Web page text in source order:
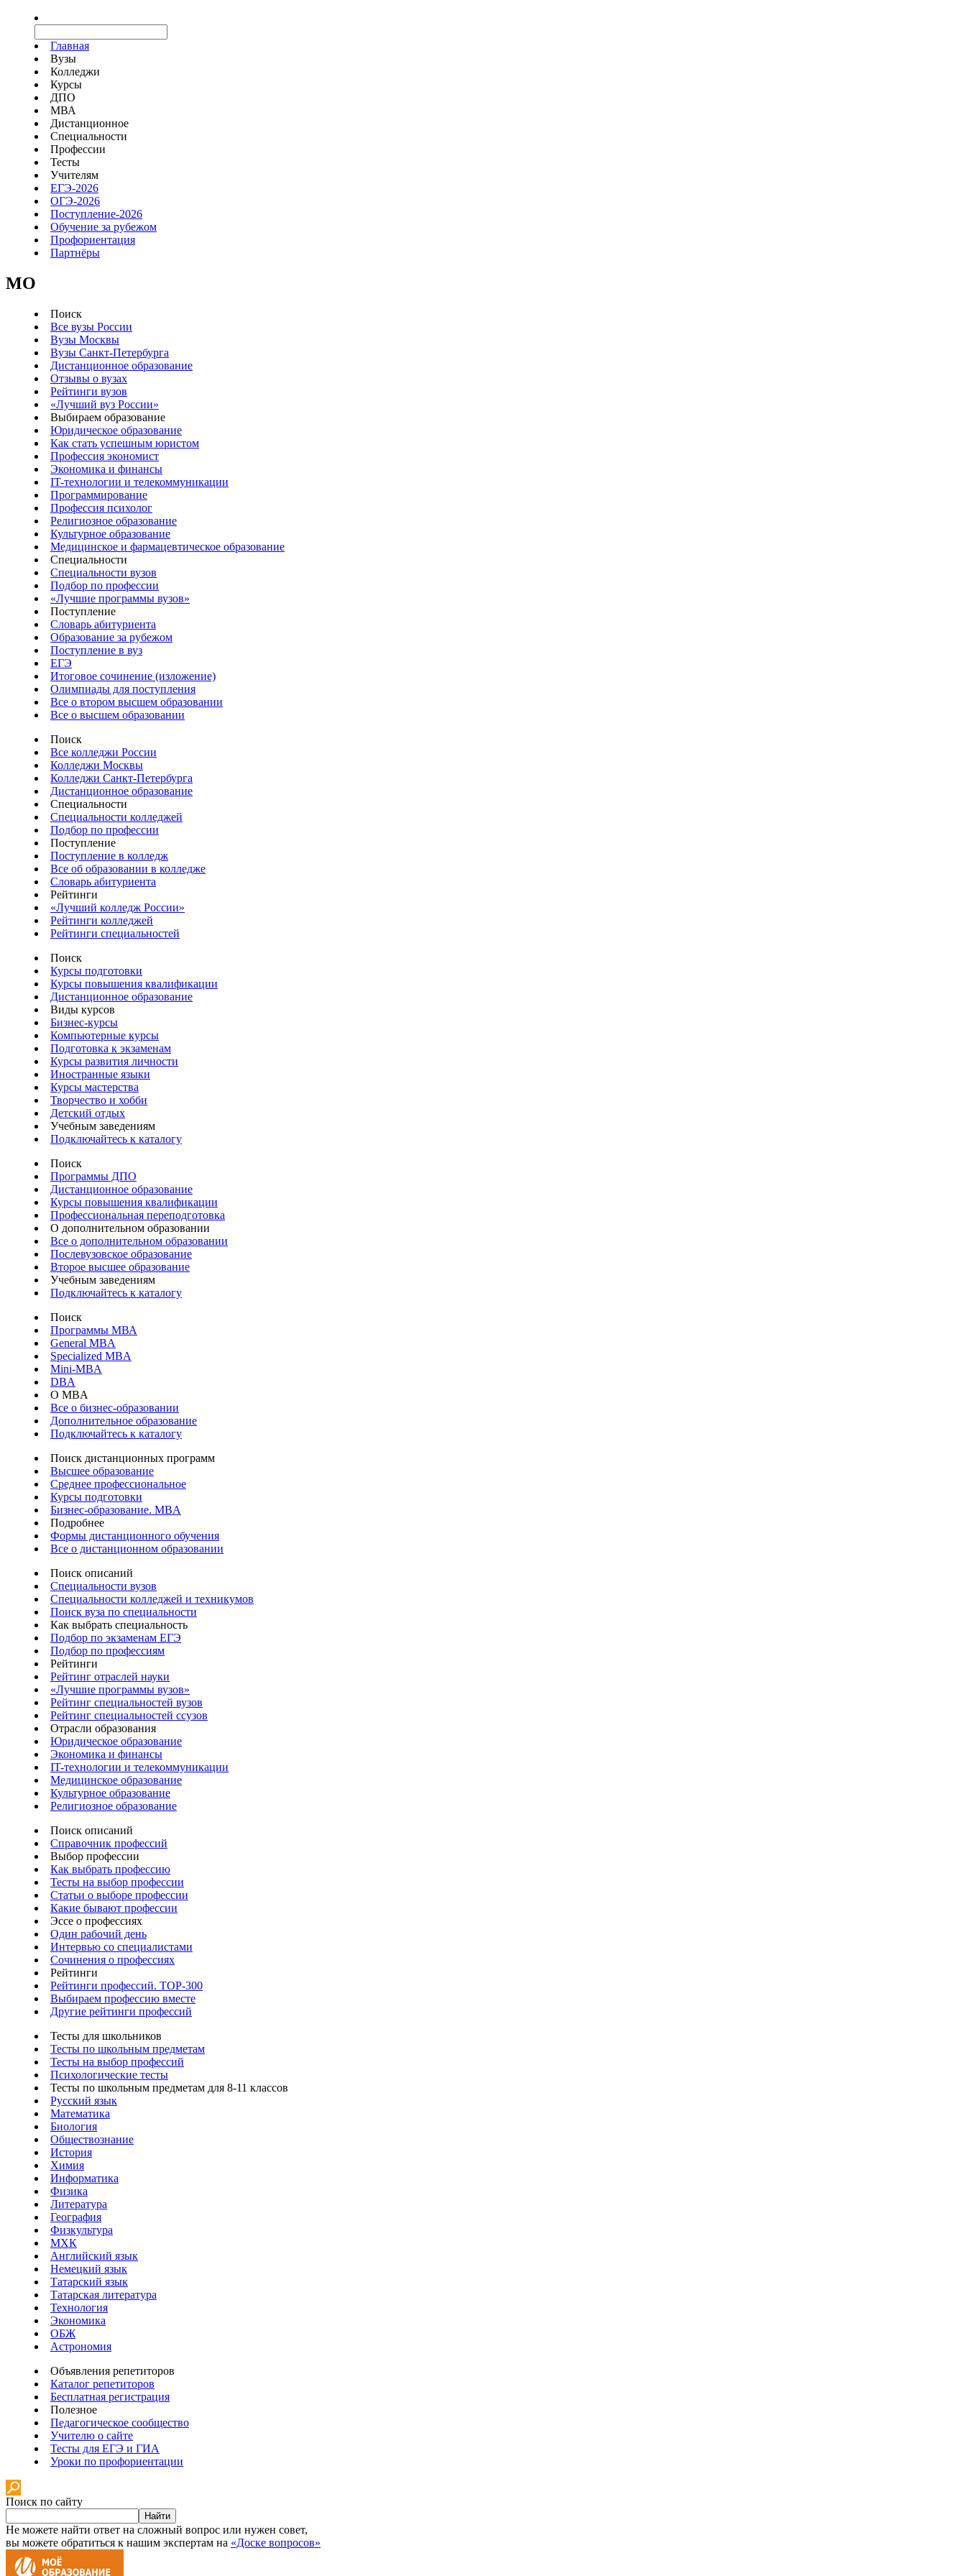
Главная
Вузы
Колледжи
Курсы
ДПО
МВА
Дистанционное
Специальности
Профессии
Тесты
Учителям
ЕГЭ-2026
ОГЭ-2026
Поступление-2026
Обучение за рубежом
Профориентация
Партнёры
MO
Поиск
Все вузы России
Вузы Москвы
Вузы Санкт-Петербурга
Дистанционное образование
Отзывы о вузах
Рейтинги вузов
«Лучший вуз России»
Выбираем образование
Юридическое образование
Как стать успешным юристом
Профессия экономист
Экономика и финансы
IT-технологии и телекоммуникации
Программирование
Профессия психолог
Религиозное образование
Культурное образование
Медицинское и фармацевтическое образование
Специальности
Специальности вузов
Подбор по профессии
«Лучшие программы вузов»
Поступление
Словарь абитуриента
Образование за рубежом
Поступление в вуз
ЕГЭ
Итоговое сочинение (изложение)
Олимпиады для поступления
Все о втором высшем образовании
Все о высшем образовании
Поиск
Все колледжи России
Колледжи Москвы
Колледжи Санкт-Петербурга
Дистанционное образование
Специальности
Специальности колледжей
Подбор по профессии
Поступление
Поступление в колледж
Все об образовании в колледже
Словарь абитуриента
Рейтинги
«Лучший колледж России»
Рейтинги колледжей
Рейтинги специальностей
Поиск
Курсы подготовки
Курсы повышения квалификации
Дистанционное образование
Виды курсов
Бизнес-курсы
Компьютерные курсы
Подготовка к экзаменам
Курсы развития личности
Иностранные языки
Курсы мастерства
Творчество и хобби
Детский отдых
Учебным заведениям
Подключайтесь к каталогу
Поиск
Программы ДПО
Дистанционное образование
Курсы повышения квалификации
Профессиональная переподготовка
О дополнительном образовании
Все о дополнительном образовании
Послевузовское образование
Второе высшее образование
Учебным заведениям
Подключайтесь к каталогу
Поиск
Программы МВА
General MBA
Specialized MBA
Mini-MBA
DBA
О MBA
Все о бизнес-образовании
Дополнительное образование
Подключайтесь к каталогу
Поиск дистанционных программ
Высшее образование
Среднее профессиональное
Курсы подготовки
Бизнес-образование. MBA
Подробнее
Формы дистанционного обучения
Все о дистанционном образовании
Поиск описаний
Специальности вузов
Специальности колледжей и техникумов
Поиск вуза по специальности
Как выбрать специальность
Подбор по экзаменам ЕГЭ
Подбор по профессиям
Рейтинги
Рейтинг отраслей науки
«Лучшие программы вузов»
Рейтинг специальностей вузов
Рейтинг специальностей ссузов
Отрасли образования
Юридическое образование
Экономика и финансы
IT-технологии и телекоммуникации
Медицинское образование
Культурное образование
Религиозное образование
Поиск описаний
Справочник профессий
Выбор профессии
Как выбрать профессию
Тесты на выбор профессии
Статьи о выборе профессии
Какие бывают профессии
Эссе о профессиях
Один рабочий день
Интервью со специалистами
Сочинения о профессиях
Рейтинги
Рейтинги профессий. TOP-300
Выбираем профессию вместе
Другие рейтинги профессий
Тесты для школьников
Тесты по школьным предметам
Тесты на выбор профессий
Психологические тесты
Тесты по школьным предметам для 8-11 классов
Русский язык
Математика
Биология
Обществознание
История
Химия
Информатика
Физика
Литература
География
Физкультура
МХК
Английский язык
Немецкий язык
Татарский язык
Татарская литература
Технология
Экономика
ОБЖ
Астрономия
Объявления репетиторов
Каталог репетиторов
Бесплатная регистрация
Полезное
Педагогическое сообщество
Учителю о сайте
Тесты для ЕГЭ и ГИА
Уроки по профориентации
Поиск по сайту
Найти
Не можете найти ответ на сложный вопрос или нужен совет,
вы можете обратиться к нашим экспертам на «Доске вопросов»